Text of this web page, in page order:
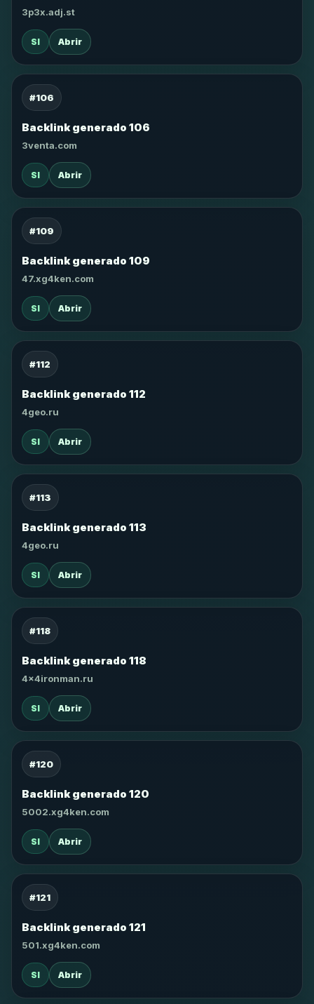
3p3x.adj.st
SI Abrir
#106
Backlink generado 106
3venta.com
SI Abrir
#109
Backlink generado 109
47.xg4ken.com
SI Abrir
#112
Backlink generado 112
4geo.ru
SI Abrir
#113
Backlink generado 113
4geo.ru
SI Abrir
#118
Backlink generado 118
4x4ironman.ru
SI Abrir
#120
Backlink generado 120
5002.xg4ken.com
SI Abrir
#121
Backlink generado 121
501.xg4ken.com
SI Abrir